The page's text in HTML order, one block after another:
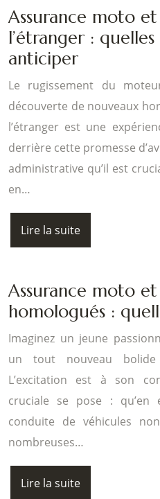
Assurance moto et
l’étranger :
anticiper
Le rugissement du
découverte de nouveaux
l’étranger est une
derrière cette promesse
administrative qu’il est
en…
Lire la suite
Assurance moto
homologués :
Imaginez un jeune
un tout nouveau
L’excitation est à son
cruciale se pose : qu’en
conduite de véhicules
nombreuses…
Lire la suite